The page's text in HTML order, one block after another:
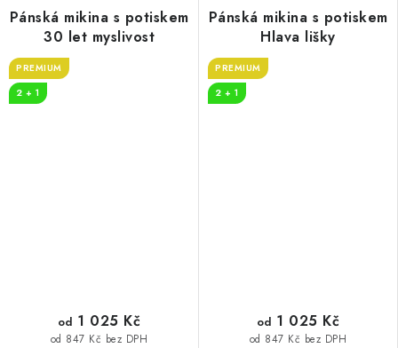
Pánská mikina s potiskem
30 let myslivost
PREMIUM
2 + 1
od 847 Kč bez DPH
od 1 025 Kč
Pánská mikina s potiskem
Hlava lišky
PREMIUM
2 + 1
od 847 Kč bez DPH
od 1 025 Kč